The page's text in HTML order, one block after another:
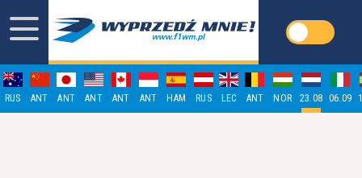
RUS ANT ANT ANT ANT ANT HAM RUS LEC ANT NOR 23.08 06.09